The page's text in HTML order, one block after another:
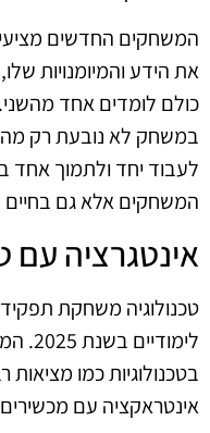
המשחקים החדשים
את הידע והמיומנויות
כולם לומדים אחד
במשחק לא נובעת רק
לעבוד יחד ולתמוך אחד
המשחקים אלא גם בחיים
אינטגרציה עם
טכנולוגיה משחקת
בטכנולוגיות כמו מציאות
אינטראקציה עם מכשירים